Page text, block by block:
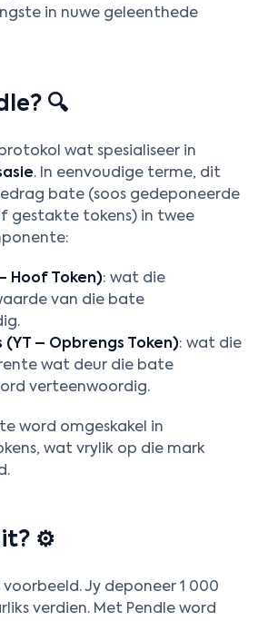
in nuwe geleenthede
🔍
wat spesialiseer in
. In eenvoudige terme, dit
bate (soos gedeponeerde
gestakte tokens) in twee
Hoof Token): wat die
van die bate
(YT – Opbrengs Token): wat die
wat deur die bate
verteenwoordig.
word omgeskakel in
wat vrylik op die mark
⚙️
voorbeeld. Jy deponeer 1 000
verdien. Met Pendle word